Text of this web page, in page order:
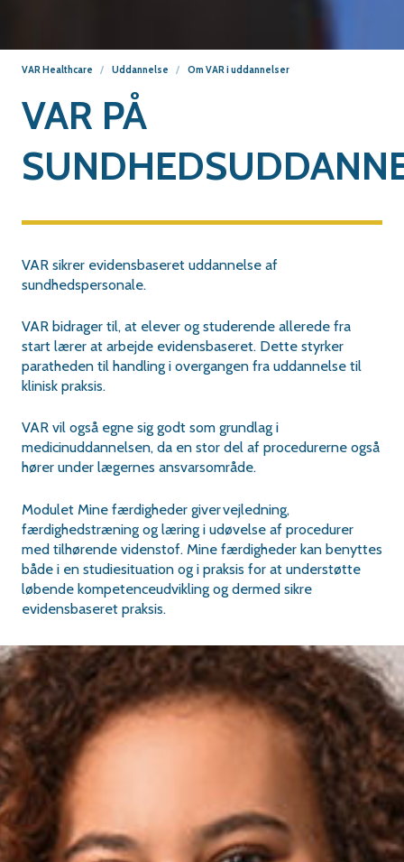
VAR Healthcare Uddannelse Om VAR i uddannelser
VAR PÅ
VAR sikrer evidensbaseret uddannelse af
sundhedspersonale.
VAR bidrager til, at elever og studerende allerede fra
start lærer at arbejde evidensbaseret. Dette styrker
paratheden til handling i overgangen fra uddannelse til
klinisk praksis.
VAR vil også egne sig godt som grundlag i
medicinuddannelsen, da en stor del af procedurerne også
hører under lægernes ansvarsområde.
Modulet Mine færdigheder giver vejledning,
færdighedstræning og læring i udøvelse af procedurer
med tilhørende videnstof. Mine færdigheder kan benyttes
både i en studiesituation og i praksis for at understøtte
løbende kompetenceudvikling og dermed sikre
evidensbaseret praksis.